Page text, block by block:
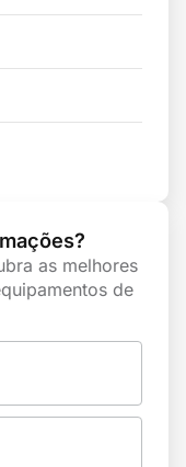
as melhores
de